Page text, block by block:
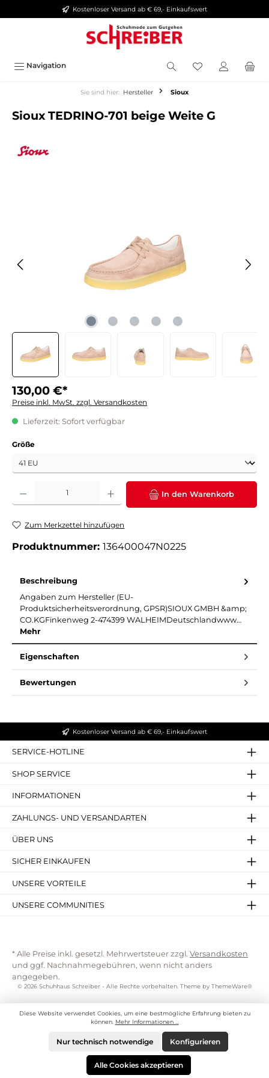
springen Kostenloser Versand ab € 69,- Einkaufswert
Navigation
Sie sind hier: Hersteller Sioux
Sioux TEDRINO-701 beige Weite G
130,00 €*
Preise inkl. MwSt. zzgl. Versandkosten
Lieferzeit: Sofort verfügbar
Größeauswählen
Produkt Anzahl: Gib den gewünschten Wert ein oder benutze die Schaltflächen um
In den Warenkorb
Zum Merkzettel hinzufügen
Produktnummer: 136400047N0225
Beschreibung
Angaben zum Hersteller (EU-
Produktsicherheitsverordnung, GPSR)SIOUX GMBH &amp;
CO.KGFinkenweg 2-474399 WALHEIMDeutschlandwww…
Mehr
Eigenschaften
Bewertungen
Kostenloser Versand ab € 69,- Einkaufswert
SERVICE-HOTLINE
SHOP SERVICE
INFORMATIONEN
ZAHLUNGS- UND VERSANDARTEN
ÜBER UNS
SICHER EINKAUFEN
UNSERE VORTEILE
UNSERE COMMUNITIES
* Alle Preise inkl. gesetzl. Mehrwertsteuer zzgl. Versandkosten
und ggf. Nachnahmegebühren, wenn nicht anders
angegeben.
© 2026 Schuhhaus Schreiber - Alle Rechte vorbehalten. Theme by ThemeWare®
Diese Website verwendet Cookies, um eine bestmögliche Erfahrung bieten zu
können. Mehr Informationen ...
Nur technisch notwendige Konfigurieren
Alle Cookies akzeptieren